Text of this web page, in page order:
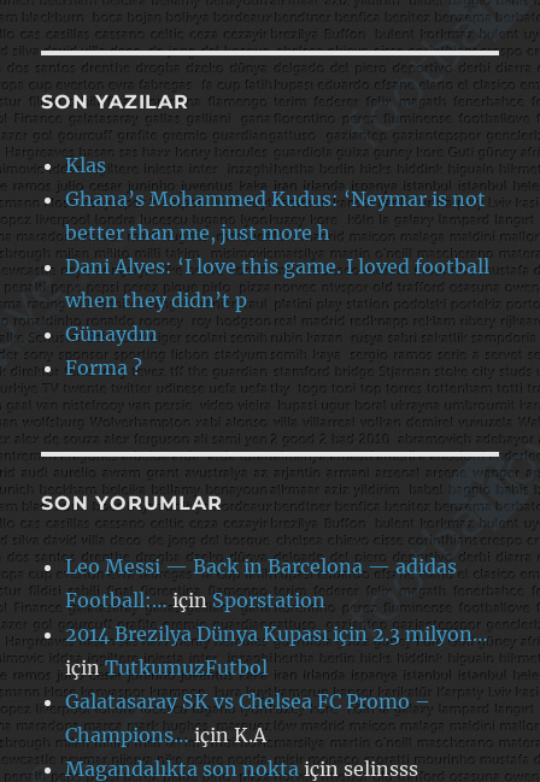
SON YAZILAR
Klas
Ghana’s Mohammed Kudus: ‘Neymar is not
better than me, just more h
Dani Alves: ‘I love this game. I loved football
when they didn’t p
Günaydın
Forma ?
SON YORUMLAR
Leo Messi — Back in Barcelona — adidas
Football:…içinSporstation
2014 Brezilya Dünya Kupası için 2.3 milyon…
içinTutkumuzFutbol
Galatasaray SK vs Chelsea FC Promo –
Champions…içinK.A
Magandalıkta son nokta içinselinsss